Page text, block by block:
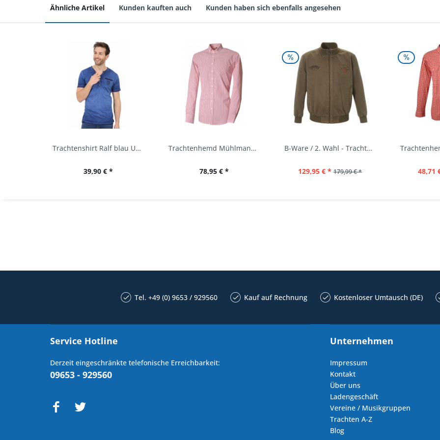
Ähnliche Artikel Kunden kauften auch Kunden haben sich ebenfalls angesehen
Trachtenshirt Ralf blau Used Look Krüger
39,90 € *
Trachtenhemd Mühlmann mittelrot rot Slim Fit...
78,95 € *
B-Ware / 2. Wahl - Trachtenjacke oliv Andreas...
129,95 € * 179,99 € * 48,71
Tel. +49 (0) 9653 / 929560 Kauf auf Rechnung Kostenloser Umtausch (DE)
Service Hotline
Derzeit eingeschränkte telefonische Erreichbarkeit:
09653 - 929560
Unternehmen
Impressum
Kontakt
Über uns
Ladengeschäft
Vereine / Musikgruppen
Trachten A-Z
Blog